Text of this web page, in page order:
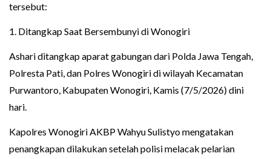
tersebut:
1. Ditangkap Saat Bersembunyi di Wonogiri
Ashari ditangkap aparat gabungan dari Polda Jawa Tengah,
Polresta Pati, dan Polres Wonogiri di wilayah Kecamatan
Purwantoro, Kabupaten Wonogiri, Kamis (7/5/2026) dini
hari.
Kapolres Wonogiri AKBP Wahyu Sulistyo mengatakan
penangkapan dilakukan setelah polisi melacak pelarian